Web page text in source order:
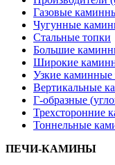
Газовые
Чугунные
Стальные топки
Большие
Широкие
Узкие каминные
Вертикальные
Г-образные
Трехсторонние
Тоннельные
ПЕЧИ-КАМИНЫ